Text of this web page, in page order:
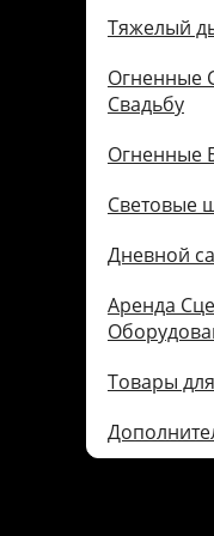
Тяжелый
Огненные
Свадьбу
Огненные
Световые
Дневной
Аренда
Товары